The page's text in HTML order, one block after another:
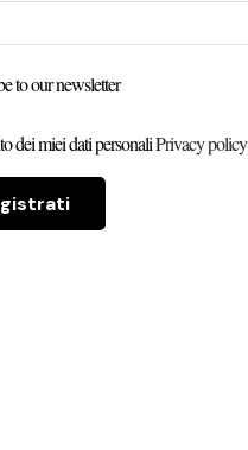
per conferire al
acquisto è protetto dal
è realizzato per
frammento della
del sito
della spedizione
to our newsletter
dei miei dati personaliPrivacy policy